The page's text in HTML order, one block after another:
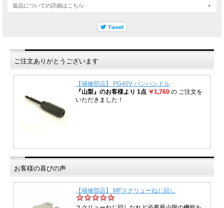
返品についての詳細はこちら
ご注文ありがとうございます
お客様の喜びの声